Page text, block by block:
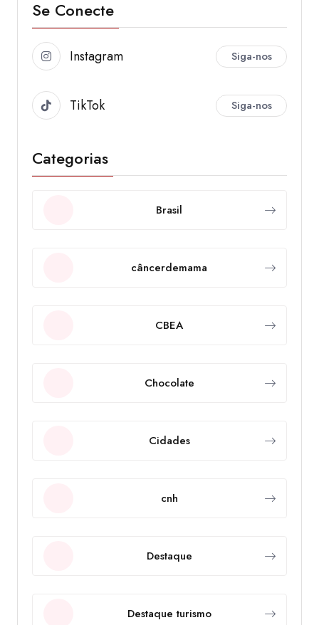
Se Conecte
Instagram Siga-nos
TikTok Siga-nos
Categorias
Brasil
câncerdemama
CBEA
Chocolate
Cidades
cnh
Destaque
Destaque turismo